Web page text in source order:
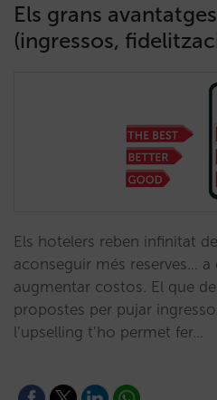
Els grans
(ingressos,
Els hotelers reben infinitat
aconseguir més reserves... a
augmentar costos. El que
propostes per pujar
l’upselling t’ho permet fer…